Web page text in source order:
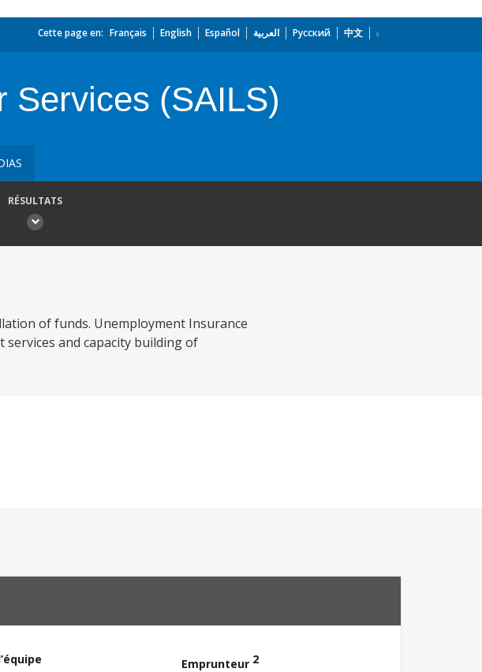
Cette page en: Français English Español العربية Русский 中文
Services (SAILS)
RÉSULTATS
of funds. Unemployment Insurance
and capacity building of
Emprunteur 2